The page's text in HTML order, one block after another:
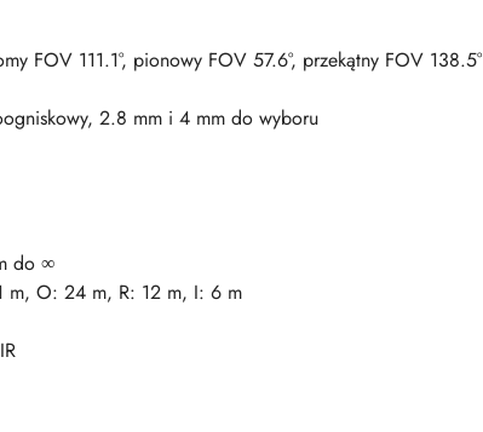
FOV 111.1°, pionowy FOV 57.6°, przekątny FOV 138.5°
2.8 mm i 4 mm do wyboru
do ∞
m, O: 24 m, R: 12 m, I: 6 m